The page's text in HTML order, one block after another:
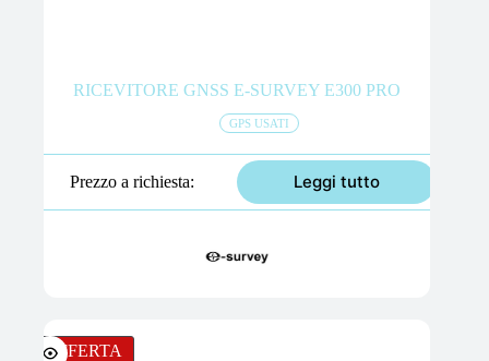
RICEVITORE GNSS E-SURVEY E300 PRO
GPS USATI
Prezzo a richiesta Leggi tutto
OFFERTA